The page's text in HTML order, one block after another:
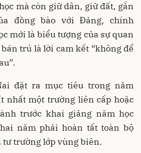
mà còn giữ dân, giữ đất, gắn
đồng bào với Đảng, chính
mới là biểu tượng của sự quan
trú là lời cam kết “không để
đặt ra mục tiêu trong năm
nhất một trường liên cấp hoặc
trước khai giảng năm học
năm phải hoàn tất toàn bộ
trường lớp vùng biên.